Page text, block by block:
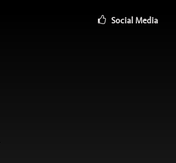
Social Media